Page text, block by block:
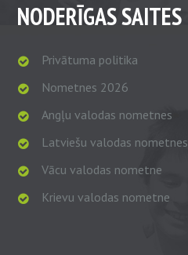
NODERĪGAS SAITES
Privātuma politika
Nometnes 2026
Angļu valodas nometnes
Latviešu valodas nometnes
Vācu valodas nometne
Krievu valodas nometne